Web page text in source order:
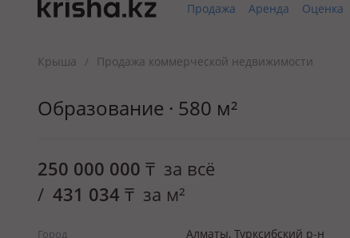
Продажа Аренда Оценка
Крыша / Продажа коммерческой недвижимости
Образование · 580 м²
250 000 000 ₸ за всё
/ 431 034 ₸ за м²
Город Алматы, Турксибский р-н